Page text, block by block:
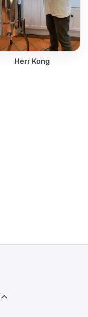
Herr Kong